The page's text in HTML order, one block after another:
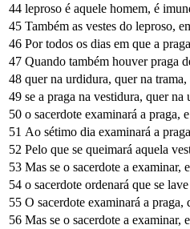
44 leproso é aquele homem, é
45 Também as vestes do leproso,
46 Por todos os dias em que a
47 Quando também houver praga
48 quer na urdidura, quer na
49 se a praga na vestidura, quer
50 o sacerdote examinará a praga,
51 Ao sétimo dia examinará a
52 Pelo que se queimará aquela
53 Mas se o sacerdote a examinar,
54 o sacerdote ordenará que se
55 O sacerdote examinará a
56 Mas se o sacerdote a examinar,